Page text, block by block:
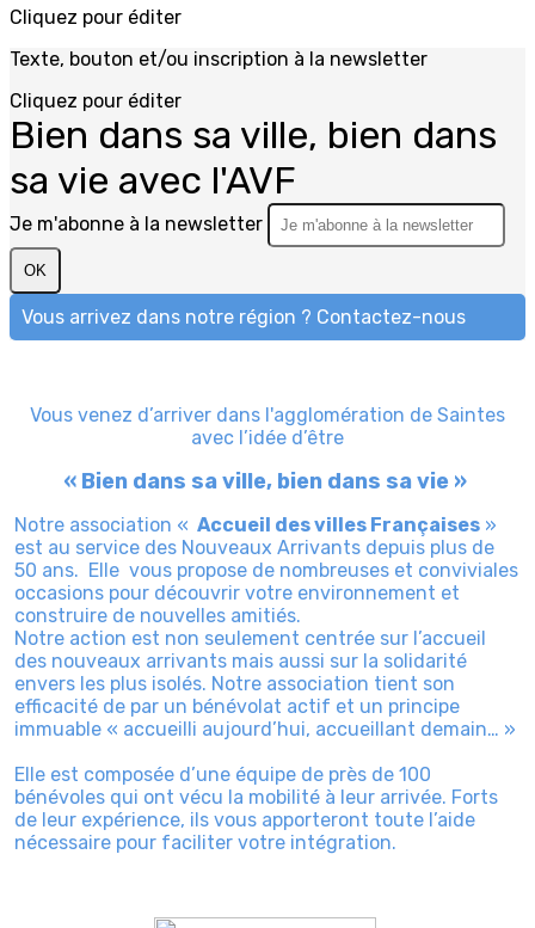
Cliquez pour éditer
Texte, bouton et/ou inscription à la newsletter
Cliquez pour éditer
Bien dans sa ville, bien dans
sa vie avec l'AVF
Je m'abonne à la newsletter
OK
Vous arrivez dans notre région ? Contactez-nous
Vous venez d’arriver dans l'agglomération de Saintes
avec l’idée d’être
« Bien dans sa ville, bien dans sa vie »
Notre association « Accueil des villes Françaises »
est au service des Nouveaux Arrivants depuis plus de
50 ans. Elle vous propose de nombreuses et conviviales
occasions pour découvrir votre environnement et
construire de nouvelles amitiés.
Notre action est non seulement centrée sur l’accueil
des nouveaux arrivants mais aussi sur la solidarité
envers les plus isolés. Notre association tient son
efficacité de par un bénévolat actif et un principe
immuable « accueilli aujourd’hui, accueillant demain… »
Elle est composée d’une équipe de près de 100
bénévoles qui ont vécu la mobilité à leur arrivée. Forts
de leur expérience, ils vous apporteront toute l’aide
nécessaire pour faciliter votre intégration.